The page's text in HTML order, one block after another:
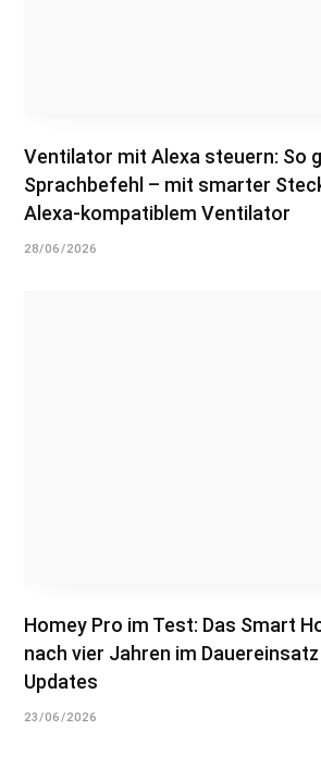
Ventilator mit Alexa steuern: So
Sprachbefehl – mit smarter
Alexa-kompatiblem Ventilator
28/06/2026
Homey Pro im Test: Das Smart
nach vier Jahren im
Updates
23/06/2026